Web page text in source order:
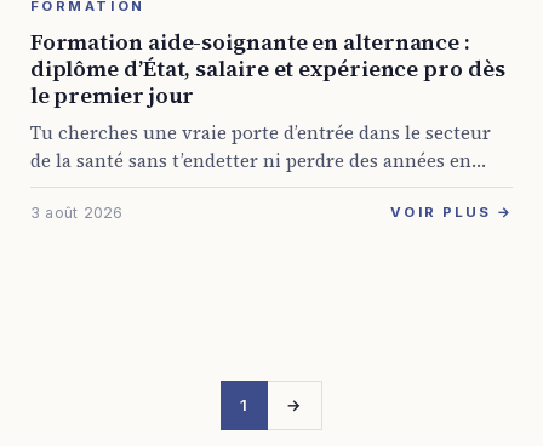
FORMATION
Formation aide-soignante en alternance :
diplôme d’État, salaire et expérience pro dès
le premier jour
Tu cherches une vraie porte d’entrée dans le secteur
de la santé sans t’endetter ni perdre des années en
cours théoriques ? La formation aide-soignante en
alternance répond à ça ...
3 août 2026 VOIR PLUS →
1 →